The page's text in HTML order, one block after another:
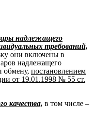
надлежащего
требований,
они включены в
надлежащего
обмену, постановлением
от 19.01.1998 № 55 ст.
качества, в том числе –